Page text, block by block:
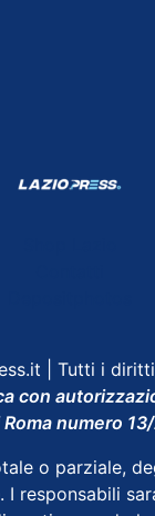
| Tutti i diritti
con
numero
o parziale,
. I responsabili